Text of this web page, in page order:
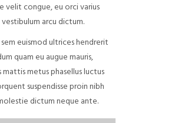
velit congue, eu orci varius
arcu dictum.
sem euismod ultrices hendrerit
quam eu augue mauris,
mattis metus phasellus luctus
suspendisse proin nibh
dictum neque ante.